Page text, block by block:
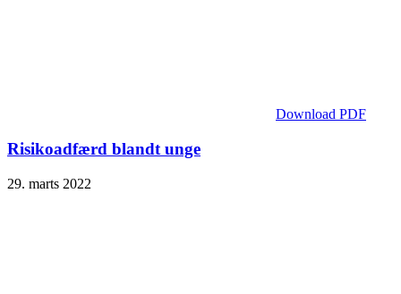
Download PDF
Risikoadfærd blandt unge
29. marts 2022